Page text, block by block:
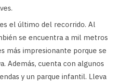
el último del recorrido. Al
se encuentra a mil metros
más impresionante porque se
Además, cuenta con algunos
y un parque infantil. Lleva